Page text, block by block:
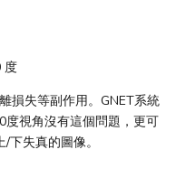
度
損失等副作用。GNET系統
度視角沒有這個問題，更可
失真的圖像。